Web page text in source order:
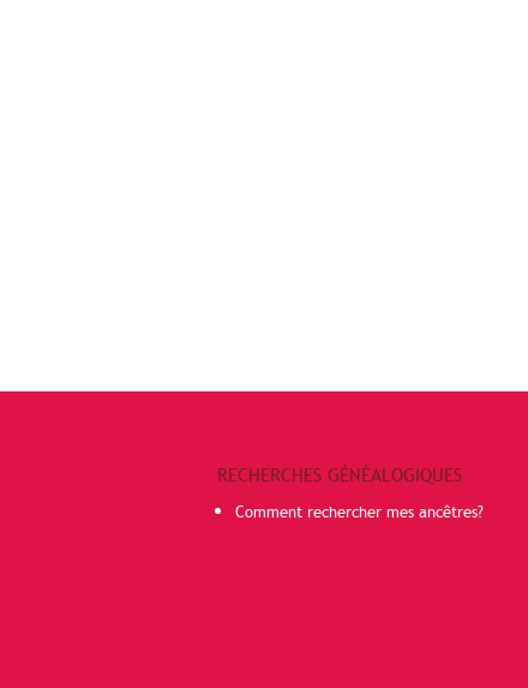
RECHERCHES GÉNÉALOGIQUES
Comment rechercher mes ancêtres?